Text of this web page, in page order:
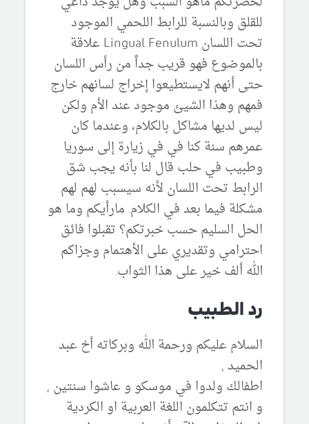
للقلق وبالنسبة للرابط اللحمي الموجود
تحت اللسان Lingual Fenulum علاقة
بالموضوع فهو قريب جداً من رأس اللسان
حتى أنهم لايستطيعوا إخراج لسانهم خارج
فمهم وهذا الشيئ موجود عند الأم ولكن
ليس لديها مشاكل بالكلام، وعندما كان
عمرهم سنة كنا في في زيارة إلى سوريا
وطبيب في حلب قال لنا بأنه يجب شق
الرابط تحت اللسان لأنه سيسبب لهم لهم
مشكلة فيما بعد في الكلام. مارأيكم وما هو
الحل السليم حسب خبرتكم؟ تقبلوا فائق
احترامي وتقديري على الأهتمام وجزاكم
الله ألف خير على هذا الثواب.
رد الطبيب
السلام عليكم ورحمة الله وبركاته أخ عبد
الحميد ,
اطفالك ولدوا في موسكو و عاشوا سنتين ,
و انتم تتكلمون اللغة العربية او الكردية